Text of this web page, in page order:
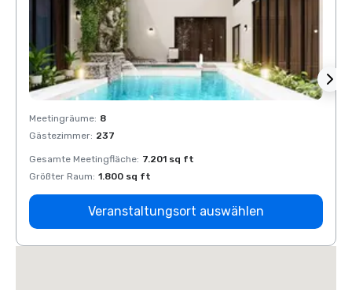
Meetingräume: 8
Gästezimmer: 237
Gesamte Meetingfläche: 7.201 sq ft
Größter Raum: 1.800 sq ft
Veranstaltungsort auswählen